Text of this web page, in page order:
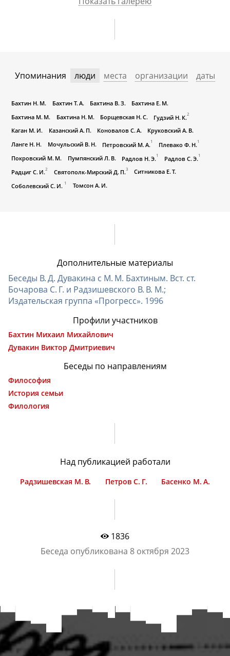
Упоминания люди места организации даты
Бахтин Н. М. Бахтин Т. А. Бахтина В. З.
Бахтина Е. М.
Бахтина М. М.
Бахтина Н. М. Борщевская Н. С. Гудзий Н. К.2
Каган М. И. Казанский А. П. Коновалов С. А.
Круковский А. В.
Ланге Н. Н.
Мочульский В. Н. Петровский М. А. 1 Плевако Ф. Н. 1
Покровский М. М. Пумпянский Л. В. Радлов Н. Э. 1 Радлов С. Э. 1
Радциг С. И.2 Святополк-Мирский Д. П.3
Ситникова Е. Т.
Соболевский С. И. 1 Томсон А. И.
Дополнительные материалы
Беседы В. Д. Дувакина с М. М. Бахтиным. Вст. ст.
Бочарова С. Г. и Радзишевского В. В. М.;
Издательская группа «Прогресс». 1996
Профили участников
Бахтин Михаил Михайлович
Дувакин Виктор Дмитриевич
Беседы по направлениям
Философия
История семьи
Филология
Над публикацией работали
Радзишевская М. В. Петров С. Г. Басенко М. А.
1836
Беседа опубликована 8 октября 2023